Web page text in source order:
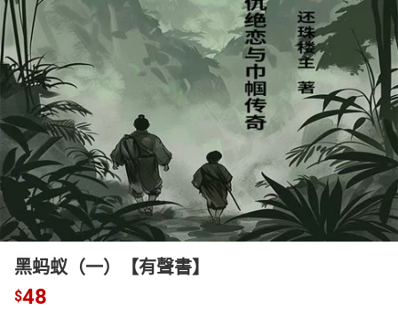
女裝 男裝 化妝保養 情趣用品
日本購物
HOT
黑蚂蚁（一）【有聲書】
$48